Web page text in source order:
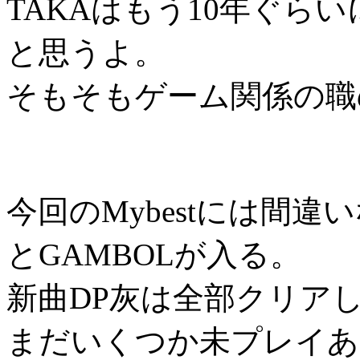
TAKAはもう10年ぐら
と思うよ。
そもそもゲーム関係の
今回のMybestには間違
とGAMBOLが入る。
新曲DP灰は全部クリア
まだいくつか未プレイ